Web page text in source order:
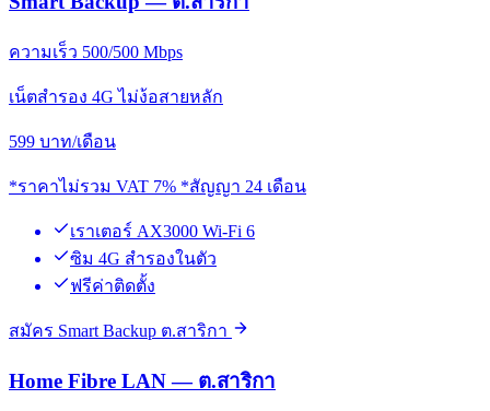
ความเร็ว 500/500 Mbps
เน็ตสำรอง 4G ไม่ง้อสายหลัก
599 บาท/เดือน
*ราคาไม่รวม VAT 7% *สัญญา 24 เดือน
เราเตอร์ AX3000 Wi-Fi 6
ซิม 4G สำรองในตัว
ฟรีค่าติดตั้ง
สมัคร Smart Backup ต.สาริกา
Home Fibre LAN — ต.สาริกา